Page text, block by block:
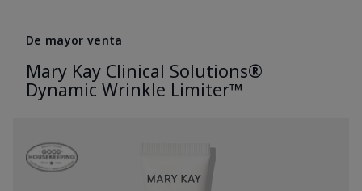
De mayor venta
Mary Kay Clinical Solutions®
Dynamic Wrinkle Limiter™